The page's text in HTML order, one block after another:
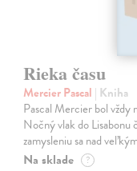
Rieka času
Mercier Pascal | Kniha
Pascal Mercier bol vždy
Nočný vlak do
zamysleniu sa nad
Na sklade ?